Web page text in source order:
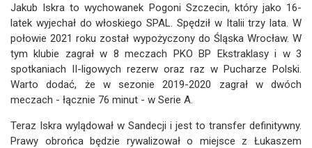
Jakub Iskra to wychowanek Pogoni Szczecin, który jako 16-
latek wyjechał do włoskiego SPAL. Spędził w Italii trzy lata. W
połowie 2021 roku został wypożyczony do Śląska Wrocław. W
tym klubie zagrał w 8 meczach PKO BP Ekstraklasy i w 3
spotkaniach II-ligowych rezerw oraz raz w Pucharze Polski.
Warto dodać, że w sezonie 2019-2020 zagrał w dwóch
meczach - łącznie 76 minut - w Serie A.
Teraz Iskra wylądował w Sandecji i jest to transfer definitywny.
Prawy obrońca będzie rywalizował o miejsce z Łukaszem